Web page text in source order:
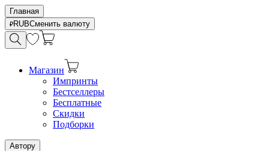
Главная
RUBСменить валюту
Магазин
Импринты
Бестселлеры
Бесплатные
Скидки
Подборки
Автору